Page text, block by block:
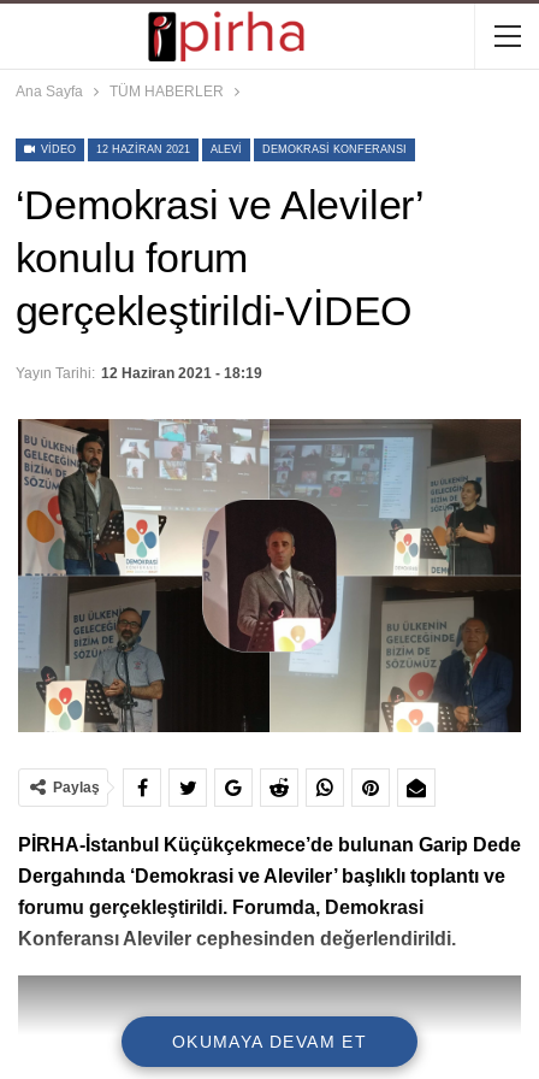
Ana Sayfa TÜM HABERLER
VIDEO 12 HAZIRAN 2021 ALEVI DEMOKRASI KONFERANSI
‘Demokrasi ve Aleviler’
konulu forum
gerçekleştirildi-VİDEO
Yayın Tarihi: 12 Haziran 2021 - 18:19
Paylaş
PİRHA-İstanbul Küçükçekmece’de bulunan Garip Dede
Dergahında ‘Demokrasi ve Aleviler’ başlıklı toplantı ve
forumu gerçekleştirildi. Forumda, Demokrasi
Konferansı Aleviler cephesinden değerlendirildi.
OKUMAYA DEVAM ET